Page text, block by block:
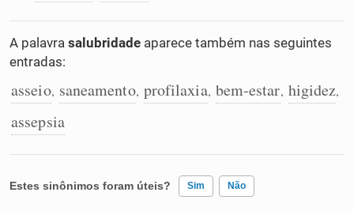
Cata-letras
Caça-palavras
A palavra salubridade aparece também nas seguintes
entradas:
asseio, saneamento, profilaxia, bem-estar, higidez,
assepsia
Estes sinônimos foram úteis? Sim Não